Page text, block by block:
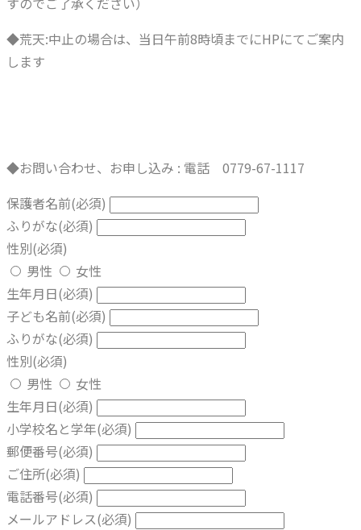
◆荒天:中止の場合は、当日午前8時頃までにHPにてご案内
します
◆お問い合わせ、お申し込み : 電話 0779-67-1117
保護者名前(必須)
ふりがな(必須)
性別(必須)
男性
女性
生年月日(必須)
子ども名前(必須)
ふりがな(必須)
性別(必須)
男性
女性
生年月日(必須)
小学校名と学年(必須)
郵便番号(必須)
ご住所(必須)
電話番号(必須)
メールアドレス(必須)